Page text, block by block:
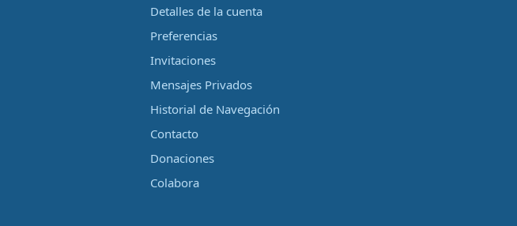
Detalles de la cuenta
Preferencias
Invitaciones
Mensajes Privados
Historial de Navegación
Contacto
Donaciones
Colabora